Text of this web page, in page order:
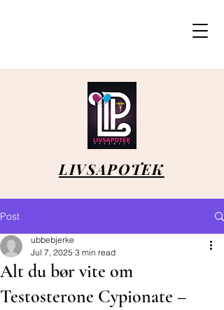
LIVSAPOTEK
Post
Alt du bør vite om
Testosterone Cypionate –
ubbebjerke
Jul 7, 2025 3 min read